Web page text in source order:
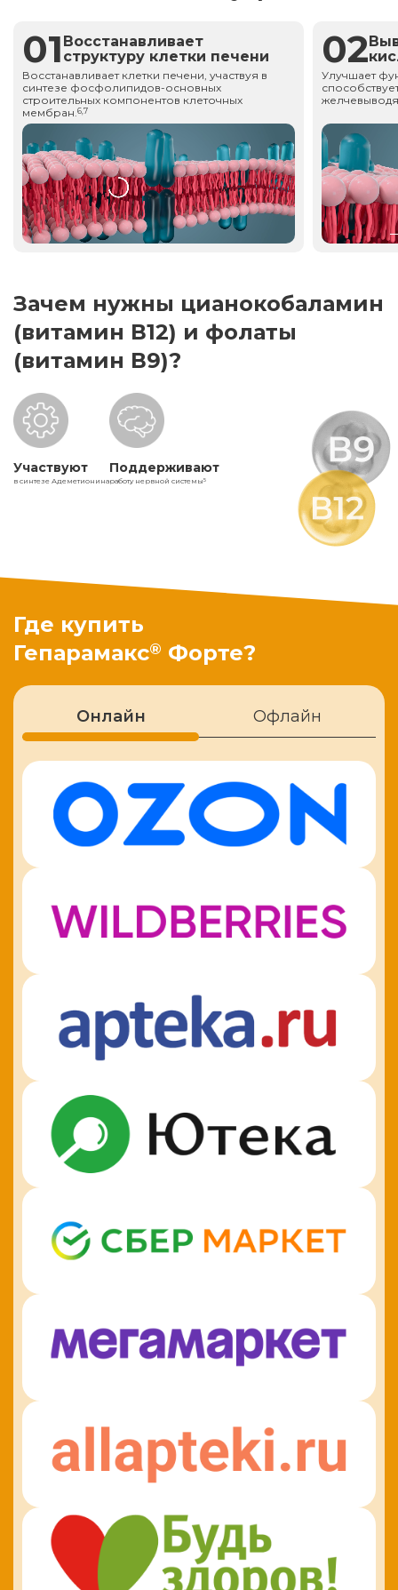
01 Восстанавливает
структуру клетки печени
Восстанавливает клетки печени, участвуя в
синтезе фосфолипидов-основных
строительных компонентов клеточных
мембран.6,7
02
Улучшает
Зачем нужны цианокобаламин
(витамин В12) и фолаты
(витамин В9)?
Участвуют
в синтезе Адеметионина
Поддерживают
работу нервной системы5
Где купить
Гепарамакс® Форте?
Онлайн Офлайн